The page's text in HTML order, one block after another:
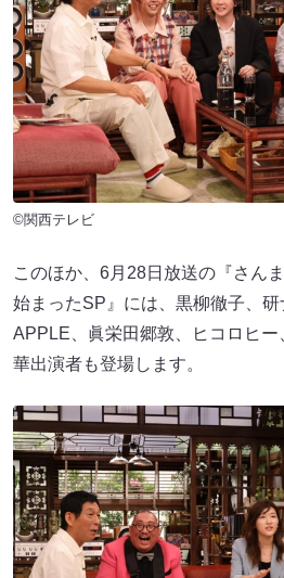
©関西テレビ
このほか、6月28日放送の『さん
始まったSP』には、黒柳徹子、研
APPLE、眞栄田郷敦、ヒコロヒ
華出演者も登場します。